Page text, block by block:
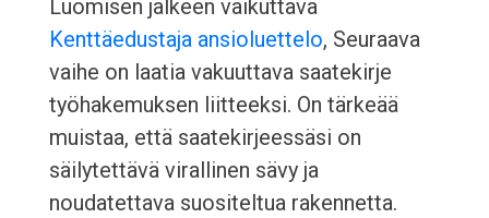
Luomisen jälkeen vaikuttava
Kenttäedustaja ansioluettelo, Seuraava
vaihe on laatia vakuuttava saatekirje
työhakemuksen liitteeksi. On tärkeää
muistaa, että saatekirjeessäsi on
säilytettävä virallinen sävy ja
noudatettava suositeltua rakennetta.